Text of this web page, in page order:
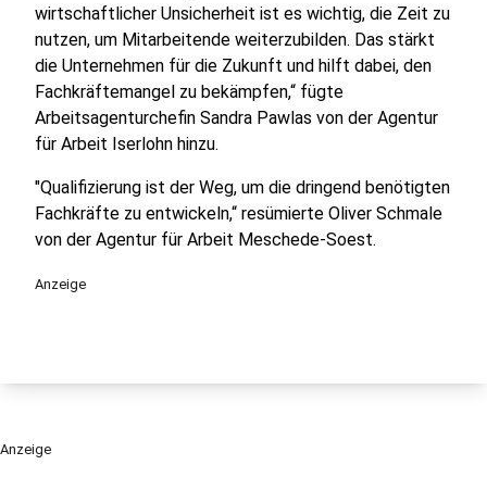
wirtschaftlicher Unsicherheit ist es wichtig, die Zeit zu
nutzen, um Mitarbeitende weiterzubilden. Das stärkt
die Unternehmen für die Zukunft und hilft dabei, den
Fachkräftemangel zu bekämpfen,“ fügte
Arbeitsagenturchefin Sandra Pawlas von der Agentur
für Arbeit Iserlohn hinzu.
"Qualifizierung ist der Weg, um die dringend benötigten
Fachkräfte zu entwickeln,“ resümierte Oliver Schmale
von der Agentur für Arbeit Meschede-Soest.
Anzeige
Anzeige